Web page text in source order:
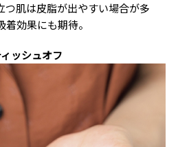
つ肌は皮脂が出やすい場合が多
効果にも期待。
ッシュオフ